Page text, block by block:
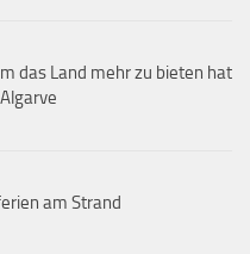
das Land mehr zu bieten hat
am Strand